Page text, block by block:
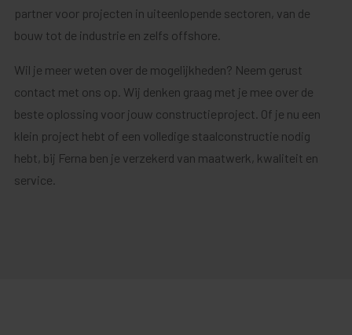
partner voor projecten in uiteenlopende sectoren, van de
bouw tot de industrie en zelfs offshore.
Wil je meer weten over de mogelijkheden? Neem gerust
contact met ons op. Wij denken graag met je mee over de
beste oplossing voor jouw constructieproject. Of je nu een
klein project hebt of een volledige staalconstructie nodig
hebt, bij Ferna ben je verzekerd van maatwerk, kwaliteit en
service.